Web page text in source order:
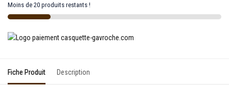
Moins de 20 produits restants !
Fiche Produit Description